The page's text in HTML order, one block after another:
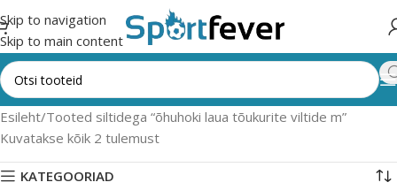
Skip to navigation
Skip to main content
Esileht Tooted siltidega “õhuhoki laua tõukurite viltide m”
Kuvatakse kõik 2 tulemust
KATEGOORIAD